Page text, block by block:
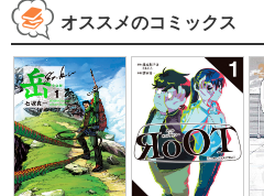
オススメのコミックス